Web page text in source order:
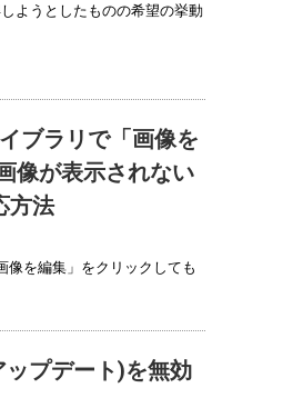
ようとしたものの希望の挙動
ブラリで「画像を
像が表示されない
方法
像を編集」をクリックしても
プデート)を無効